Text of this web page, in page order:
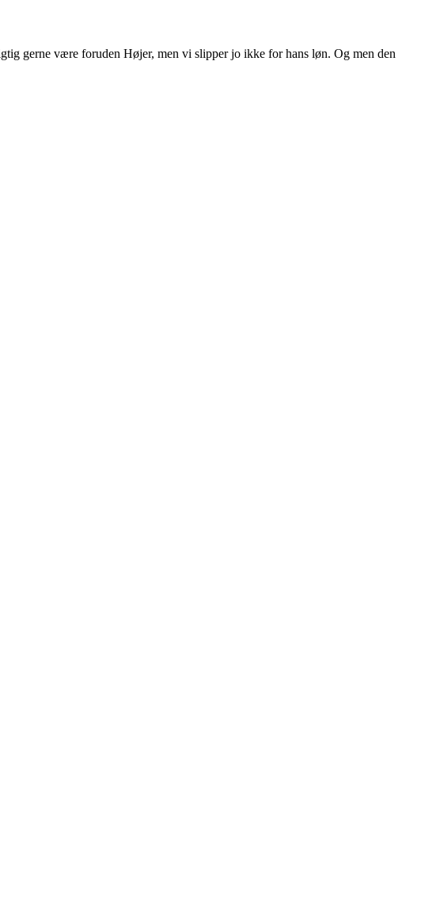
gerne være foruden Højer, men vi slipper jo ikke for hans løn. Og men den